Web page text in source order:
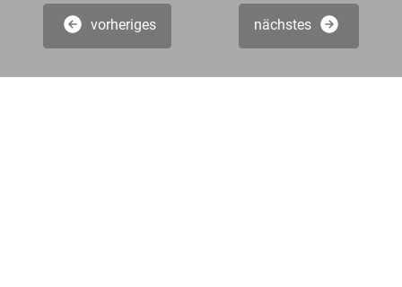
vorheriges nächstes